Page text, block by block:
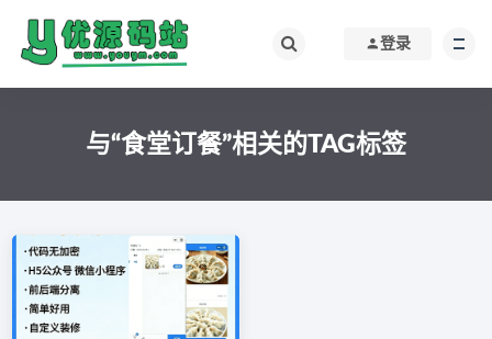
登录
与“食堂订餐”相关的TAG标签